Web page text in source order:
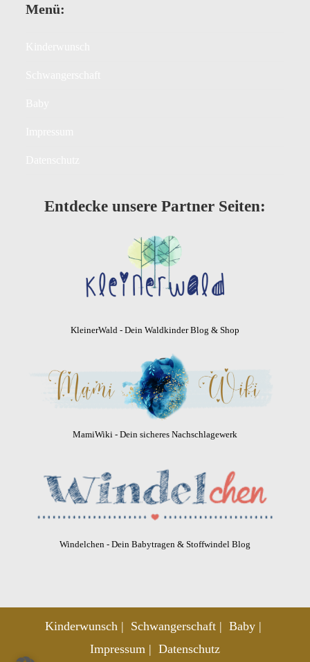
Menü:
Entdecke unsere Partner Seiten:
KleinerWald - Dein Waldkinder Blog & Shop
MamiWiki - Dein sicheres Nachschlagewerk
Windelchen - Dein Babytragen & Stoffwindel Blog
Kinderwunsch Schwangerschaft
Baby
Impressum
Datenschutz